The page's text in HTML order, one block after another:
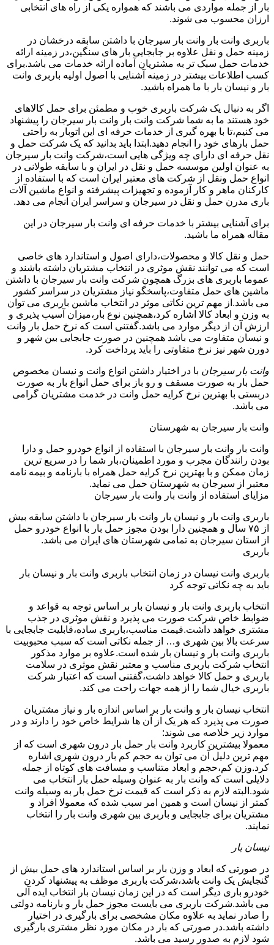
بار از جمله مواردی می باشند که همواره یکی از راه های انتخابی
ارزان محسوب می شوند.
باربری وانت بار وانت بار سیرجان با داشتن سابقه درخشان در
زمینه حمل و نقل علاوه بر جابجایی بار های سنگین،در زمینه ارائه
خدمات حمل سبک تر به مشتریان آماده ارائه خدمات می باشد.برای
کسب اطلاعات بیشتر در زمینه آشنایی با اصول اولیه باربری وانت
بار و نیسان بار با ما همراه باشید.
اگر به دنبال یک شرکت باربری خوب و مطمئن برای حمل کالاهای
خود هستند ما به شما شرکت وانت بار وانت بار سیرجان را پیشنهاد
می کنیم،تا با بهره گیری از خدمات حرفه ای این اتوبار به راحتی
حمل بارهای خود را انجام دهید.ابتدا باید بدانید که یک شرکت حمل و
نقل حرفه ای دارای چه ویژگی هایی است،شرکت وانت بار سیرجان
به عنوان اولین موسسه حمل و نقل در ایران و با سابقه طولانی در
انواع حمل ونقل از شرکت های معتبر ایران است که با استفاده از
کارکنان ماهر و کار آزموده و تجهیزات پیشرفته و انواع ماشین آلات
باری مدرن حمل و نقل در سیرجان و سراسر ایران انجام می دهد.
برای آشنایی بیشتر با خدمات حرفه ای وانت بار سیرجان در این
مقاله همراه ما باشید.
حمل و نقل کالا و محصولات،دارای اصول و استاندارد های خاصی
است که می توانند نقش موثری در انتخاب مشتریان داشته باشند و
عموما باربری های بزرگ همچون شرکت وانت بار سیرجان با داشتن
ماشین های حمل متفاوت،پاسخگو نیاز مشتریان در سراسر کشور
می باشد.از مهم ترین نکاتی موثر در انتخاب ماشین باربری می توان
به وزن و ابعاد کالا اشاره کرد،همچنین نوع بار،میزان آسیب پذیری و
ارزش آن از دیگر موارد می باشد.گفتنی است که نرخ حمل بار وانت
و نیسان متفاوت می باشد همچنین در صورت جابجایی بین شهر و
دورن شهر نیز نرخ متفاوتی را باید پرداخت کرد.
وانت بار سیرجان با در اختیار داشتن انواع وانت و نیسان مخصوص
حمل بار به صورت مسقف و رو باز برای حمل انواع بار به صورت
دربستی با بهترین نرخ کرایه حمل وانت در خدمت مشتریان گرامی
می باشد.
وانت بار سیرجان به شهرستان
وانت بار وانت بار سیرجان با استفاده از انواع خودرو حمل و دارا
بودن رانندگان مجرب و مورد اطمینان،بار شما را در سریع ترین
زمان ممکن و با بهترین نرخ کرایه حمل همراه با بارنامه و بیمه نامه
معتبر از سیرجان به شهرستان حمل می نماید.
مزایای استفاده از وانت بار وانت بار سیرجان
باربری وانت بار و نیسان بار وانت بار سیرجان با داشتن سابقه بیش
از ۷۵ سال و همچنین دارا بودن مجوز حمل بار با انواع خودرو حمل
از استان سیرجان به تمامی شهرستان های ایران می باشد.
باربری
باربری وانت نیسان در زمان انتخاب باربری وانت بار و نیسان بار
باید به چه نکاتی توجه کرد
انتخاب باربری وانت بار و نیسان بار بر اساس توجه به قواعد و
ضوابط خاص شرکت صورت می پذیرد و نقش موثری در جذب
مشتری خواهد داشت.قیمت مناسب،باربری ساده،قابلیت جابجایی با
سرعت بالا بین شهری و… از جمله نکاتی است که سبب محبوبیت
باربری وانت بار و نیسان بار شده است.علاوه بر موارد مذکور
انتخاب شرکت باربری مناسب و معتبر نقش موثری در سلامت
باربری و حمل کالا خواهد داشت،گفتنی است که اعتبار شرکت
باربری خیال شما را از همه جهات راحت می کند.
انتخاب نیسان بار و وانت بار بر اساس اندازه بار و نیاز مشتریان
صورت می پذیرد که هر یک از آن ها شرایط خاص خود را دارند و در
موارد زیر خلاصه می شوند:
معمولا بیشترین کاربرد وانت بار حمل بار درون شهری است که از
مهم ترین دلیل آن می توان به حجم کم بار درون شهری اشاره
کرد.وزن کم،حجم و ابعاد متناسب و مسافت های کوتاه از جمله
دلایلی است که وانت بار به عنوان وسیله حمل بار انتخاب می
شود.البته لازم به ذکر است که قیمت نرخ حمل بار به وسیله وانت
کمتر از نیسان است و همین امر سبب شده که معمولا افراد و
مشتریان برای جابجایی و باربری بین شهری وانت بار را انتخاب
نمایند.
نیسان بار
در صورتی که ابعاد و وزن بار بر اساس استاندارد های حمل بیش از
گنجایش یک وانت باشد،شرکت باربری موظف به پیشنهاد کردن
خودرو باری دیگر است که در این زمان نیسان بار انتخاب ایده آلی
می باشد.شرکت باربری می بایست مجوز حمل بار و بارنامه دولتی
را صادر نماید به علاوه مکان مشخصی برای بارگیری در اختیار
داشته باشد.در صورتی که بار در مکان مورد نظر مشتری بارگیری
شود لازم به صدور رسید می باشد.